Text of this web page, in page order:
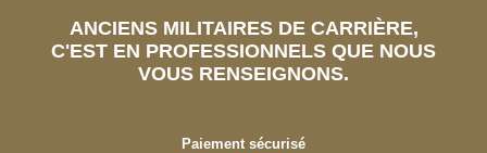
ANCIENS MILITAIRES DE CARRIÈRE,
C'EST EN PROFESSIONNELS QUE NOUS
VOUS RENSEIGNONS.
Paiement sécurisé